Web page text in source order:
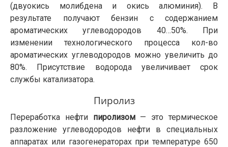
(двуокись молибдена и окись алюминия). В
результате получают бензин с содержанием
ароматических углеводородов 40…50%. При
изменении технологического процесса кол-во
ароматических углеводородов можно увеличить до
80%. Присутствие водорода увеличивает срок
службы катализатора.
Пиролиз
Переработка нефти пиролизом— это термическое
разложение углеводородов нефти в специальных
аппаратах или газогенераторах при температуре 650